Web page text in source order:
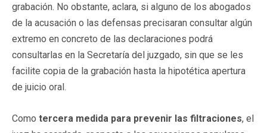
grabación. No obstante, aclara, si alguno de los abogados
de la acusación o las defensas precisaran consultar algún
extremo en concreto de las declaraciones podrá
consultarlas en la Secretaría del juzgado, sin que se les
facilite copia de la grabación hasta la hipotética apertura
de juicio oral.
Como tercera medida para prevenir las filtraciones, el